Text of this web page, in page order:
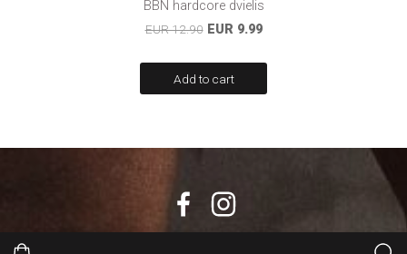
BBN hardcore dvielis
EUR 12.90 EUR 9.99
Add to cart